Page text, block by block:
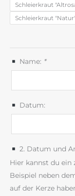
Schleierkraut
Schleierkraut
Name: *
Datum:
2. Datum und
Hier kannst du ein
Beispiel neben
auf der Kerze